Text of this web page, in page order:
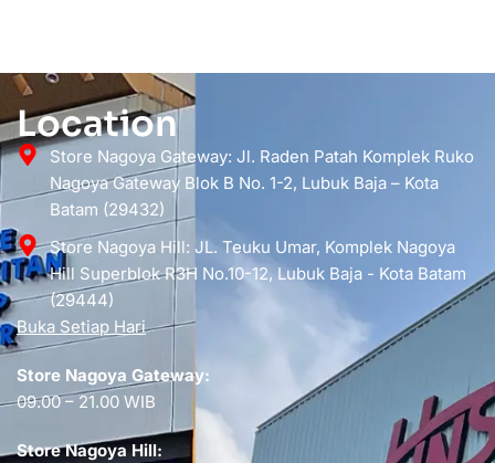
Location
Store Nagoya Gateway: Jl. Raden Patah Komplek Ruko
Nagoya Gateway Blok B No. 1-2, Lubuk Baja – Kota
Batam (29432)
Store Nagoya Hill: JL. Teuku Umar, Komplek Nagoya
Hill Superblok R3H No.10-12, Lubuk Baja - Kota Batam
(29444)
Buka Setiap Hari
Store Nagoya Gateway:
09.00 – 21.00 WIB
Store Nagoya Hill: